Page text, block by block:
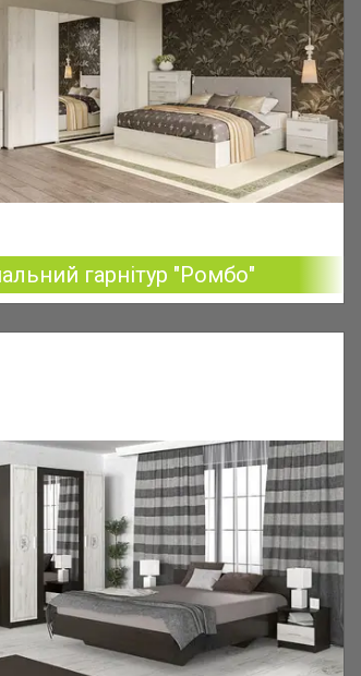
гарнітур "Ромбо"